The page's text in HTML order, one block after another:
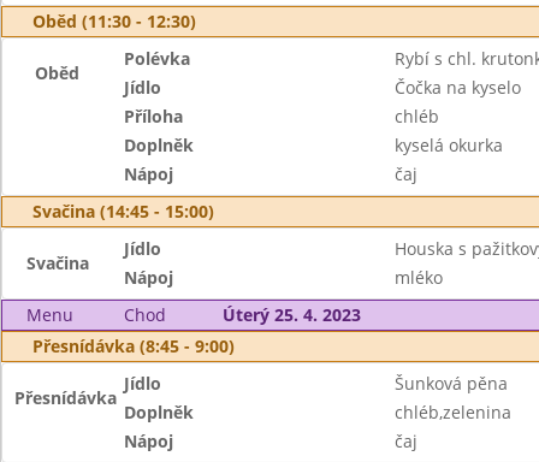
Oběd (11:30 - 12:30)
Oběd
Polévka
Rybí s chl.
Jídlo
Čočka na kyselo
Příloha
chléb
Doplněk
kyselá okurka
Nápoj
čaj
Svačina (14:45 - 15:00)
Svačina
Jídlo
Houska s
Nápoj
mléko
Menu
Chod
Úterý 25. 4. 2023
Přesnídávka (8:45 - 9:00)
Přesnídávka
Jídlo
Šunková pěna
Doplněk
chléb,zelenina
Nápoj
čaj